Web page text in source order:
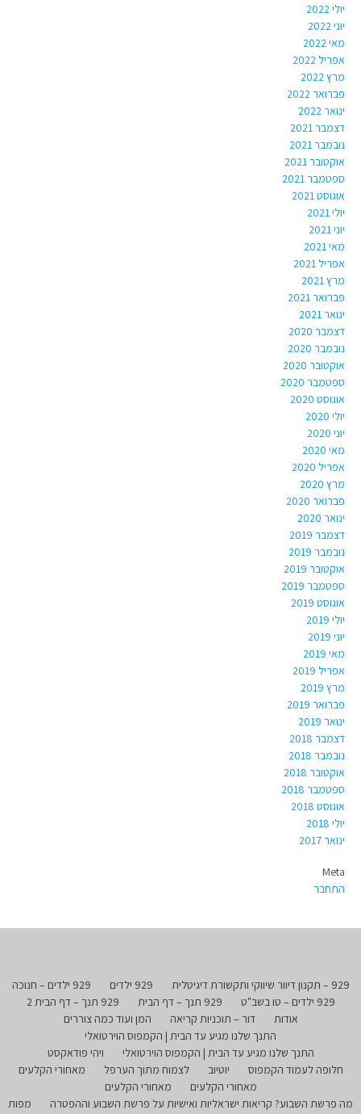
יולי 2022
יוני 2022
מאי 2022
אפריל 2022
מרץ 2022
פברואר 2022
ינואר 2022
דצמבר 2021
נובמבר 2021
אוקטובר 2021
ספטמבר 2021
אוגוסט 2021
יולי 2021
יוני 2021
מאי 2021
אפריל 2021
מרץ 2021
פברואר 2021
ינואר 2021
דצמבר 2020
נובמבר 2020
אוקטובר 2020
ספטמבר 2020
אוגוסט 2020
יולי 2020
יוני 2020
מאי 2020
אפריל 2020
מרץ 2020
פברואר 2020
ינואר 2020
דצמבר 2019
נובמבר 2019
אוקטובר 2019
ספטמבר 2019
אוגוסט 2019
יולי 2019
יוני 2019
מאי 2019
אפריל 2019
מרץ 2019
פברואר 2019
ינואר 2019
דצמבר 2018
נובמבר 2018
אוקטובר 2018
ספטמבר 2018
אוגוסט 2018
יולי 2018
ינואר 2017
Meta
התחבר
929 – תקנון דיוור שיווקי ותקשורת דיגיטלית 929 ילדים
929 ילדים – חנוכה
929 ילדים – טו בשב"ט
929 תנך – דף הבית
929 תנך – דף הבית 2
אודות
דור – תוכניות קריאה
המן ועוד כמה צוררים
התנך שלנו מגיע עד הבית | הקמפוס הוירטואלי
התנך שלנו מגיע עד הבית | הקמפוס הוירטואלי
ויהי פודאקסט
חלופה לעמוד הקמפוס
יוטיוב לצמוח מתוך הערפל
מאחורי הקלעים
מאחורי הקלעים
מאחורי הקלעים
מה פרשת השבוע? קריאות ישראליות ואישיות על פרשת השבוע וההפטרה
מפות